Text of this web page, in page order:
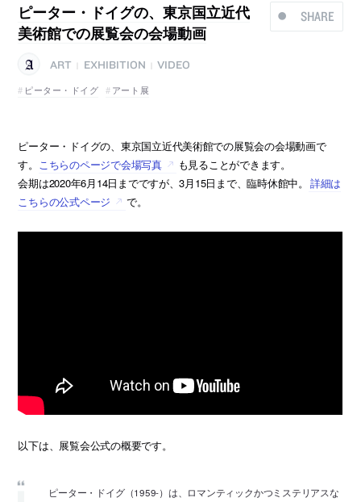
SHARE
ピーター・ドイグの、東京国立近代
美術館での展覧会の会場動画
ART EXHIBITION
VIDEO
ピーター・ドイグ
アート展
ピーター・ドイグの、東京国立近代美術館での展覧会の会場動画で
す。 こちらのページで会場写真
も見ることができます。
会期は2020年6月14日までですが、3月15日まで、臨時休館中。 詳細は
こちらの公式ページ
で。
以下は、展覧会公式の概要です。
ピーター・ドイグ（1959-）は、ロマンティックかつミステリアスな